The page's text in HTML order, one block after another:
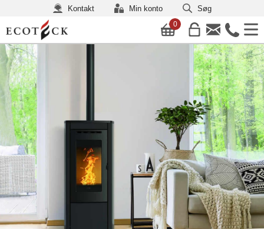
Kontakt Min konto Søg
0